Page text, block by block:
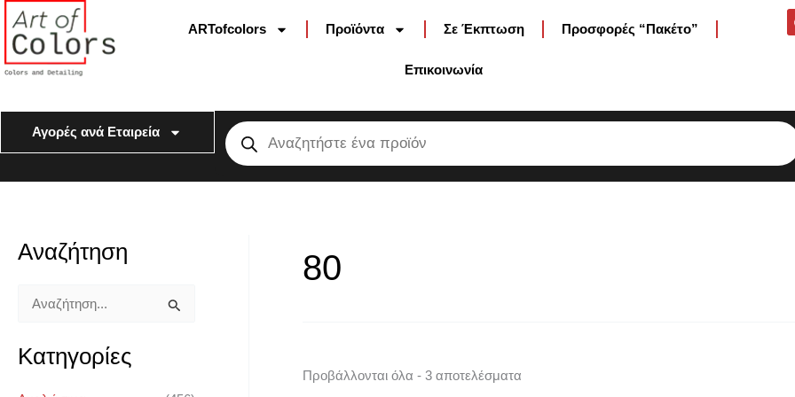
Μετάβαση
στο
περιεχόμενο
ARTofcolors Προϊόντα Σε Έκπτωση Προσφορές “Πακέτο”
Επικοινωνία
Αγορές ανά Εταιρεία
προϊόντων
Αναζήτηση
α
Κατηγορίες
Ε
ά
ι
80
Προβάλλονται όλα - 3 αποτελέσματα